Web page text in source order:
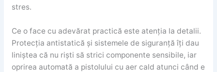
stres.
Ce o face cu adevărat practică este atenția la detalii.
Protecția antistatică și sistemele de siguranță îți dau
liniștea că nu riști să strici componente sensibile, iar
oprirea automată a pistolului cu aer cald atunci când e